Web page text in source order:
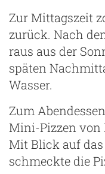
Zur Mittagszeit
zurück. Nach
raus aus der
späten
Wasser.
Zum
Mini-Pizzen von
Mit Blick auf
schmeckte die